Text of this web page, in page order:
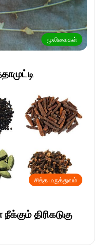
மூலிகைகள்
சித்த மருத்துவம்
திரிகடுகு